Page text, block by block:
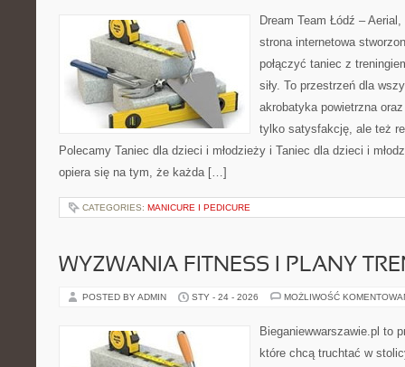
Dream Team Łódź –
strona internetowa
połączyć taniec z
siły. To przestrzeń dla
akrobatyka powietrzna
tylko satysfakcję, ale też
Polecamy Taniec dla dzieci i młodzieży i Taniec dla dzieci i
opiera się na tym, że każda […]
CATEGORIES: MANICURE I PEDICURE
WYZWANIA FITNESS I PLANY
POSTED BY ADMIN STY - 24 - 2026 MOŻLIWOŚĆ
Bieganiewwarszawie.pl to
które chcą truchtać w